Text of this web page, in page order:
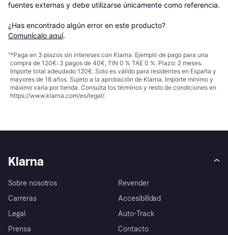
fuentes externas y debe utilizarse únicamente como referencia.
¿Has encontrado algún error en este producto?
Comunícalo aquí.
¹*Paga en 3 plazos sin intereses con Klarna. Ejemplo de pago para una
compra de 120€: 3 pagos de 40€, TIN 0 % TAE 0 %. Plazo: 2 meses.
Importe total adeudado 120€. Solo es válido para residentes en España y
mayores de 18 años. Sujeto a la aprobación de Klarna. Importe mínimo y
máximo varía por tienda. Consulta los términos y resto de condiciones en
https://www.klarna.com/es/legal/.
Klarna
Sobre nosotros
Carreras
Legal
Prensa
Revender
Accesibilidad
Auto-Track
Contacto